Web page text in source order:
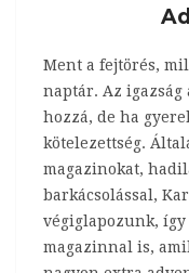
Ment a fejtörés,
naptár. Az igazság
hozzá, de ha
kötelezettség.
magazinokat,
barkácsolással,
végiglapozunk,
magazinnal is,